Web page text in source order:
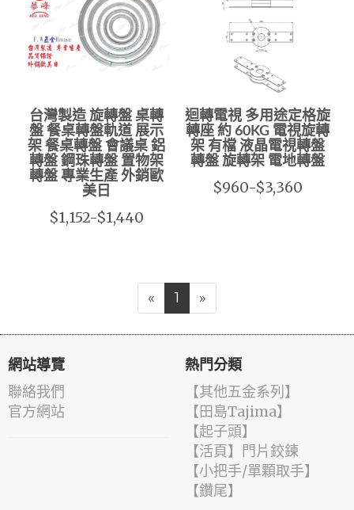
台灣製造 旋轉盤 桌轉
盤 餐桌轉盤軌道 展示
架 餐桌轉盤 會議桌 鋁
轉盤 鋼珠轉盤 置物架
轉盤 專業生產 外銷歐
美日
$1,152-$1,440
迴轉電視 多用途定格旋
轉座 約 60KG 電視旋轉
架 有檔 液晶電視轉盤
轉盤 旋轉架 電地轉盤
$960-$3,360
« 1 »
網站導覽
聯絡我們
官方網站
熱門分類
【其他五金系列】
【田島Tajima】
【起子頭】
【活頁】門片鉸鍊
【小把手/單顆取手】
【鑽尾】